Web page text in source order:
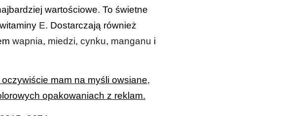
wartościowe. To świetne
E. Dostarczają również
wapnia, miedzi, cynku, manganu i
mam na myśli owsiane,
opakowaniach z reklam.